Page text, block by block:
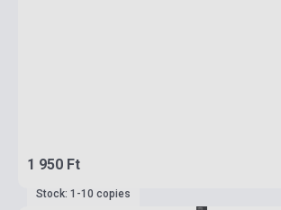
1 950 Ft
Stock: 1-10 copies